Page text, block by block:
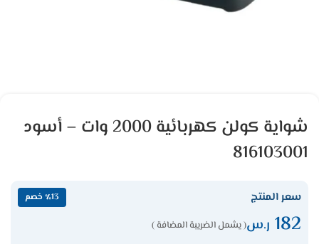
شواية كولن كهربائية 2000 وات – أسود
816103001
سعر المنتج ٪13 خصم
182 ر.س( يشمل الضريبة المضافة )